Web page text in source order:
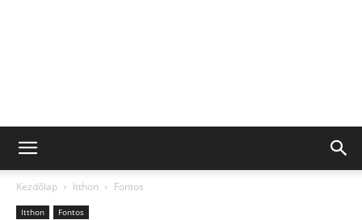
Kezdőlap Itthon Fontos
Itthon Fontos